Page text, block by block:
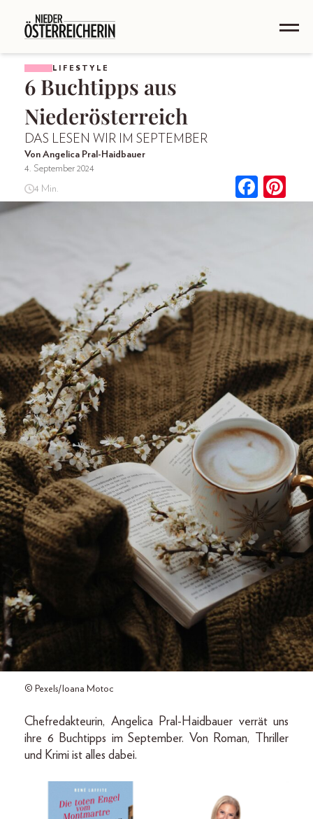
LIFESTYLE
6 Buchtipps aus
Niederösterreich
DAS LESEN WIR IM SEPTEMBER
Von Angelica Pral-Haidbauer
4. September 2024
4 Min.
© Pexels/Ioana Motoc
Chefredakteurin, Angelica Pral-Haidbauer verrät uns
ihre 6 Buchtipps im September. Von Roman, Thriller
und Krimi ist alles dabei.